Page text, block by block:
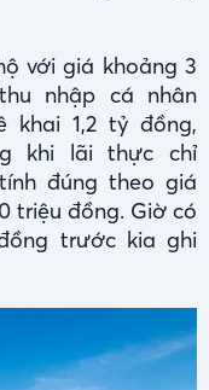
với giá khoảng 3
nhập cá nhân
khai 1,2 tỷ đồng,
khi lãi thực chỉ
đúng theo giá
triệu đồng. Giờ có
trước kia ghi